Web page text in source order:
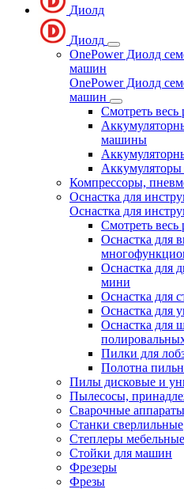
Диолд
Диолд
OnePower Диолд
машин
OnePower Диолд
машин
Смотреть весь
машины
Аккумуляторы
Компрессоры,
Оснастка для
Оснастка для
Смотреть весь
Оснастка для
Оснастка для
мини
Оснастка для
Оснастка для
Оснастка для
Пилки для
Полотна
Пилы дисковые и
Пылесосы,
Сварочные
Станки сверлильные
Степлеры мебельные
Стойки для машин
Фрезеры
Фрезы